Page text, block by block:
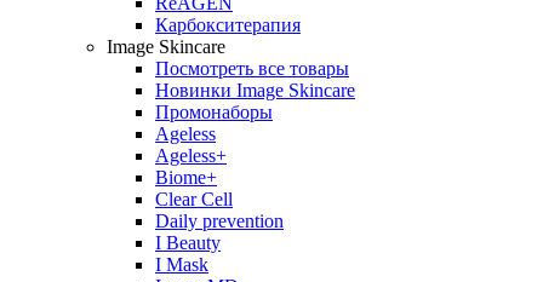
Карбокситерапия
Image Skincare
Посмотреть все товары
Новинки Image Skincare
Промонаборы
Ageless
Ageless+
Biome+
Clear Cell
Daily prevention
I Beauty
I Mask